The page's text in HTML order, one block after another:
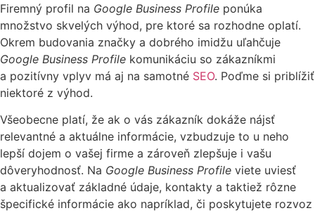
Firemný profil na Google Business Profile ponúka
množstvo skvelých výhod, pre ktoré sa rozhodne oplatí.
Okrem budovania značky a dobrého imidžu uľahčuje
Google Business Profile komunikáciu so zákazníkmi
a pozitívny vplyv má aj na samotné SEO. Poďme si priblížiť
niektoré z výhod.
Všeobecne platí, že ak o vás zákazník dokáže nájsť
relevantné a aktuálne informácie, vzbudzuje to u neho
lepší dojem o vašej firme a zároveň zlepšuje i vašu
dôveryhodnosť. Na Google Business Profile viete uviesť
a aktualizovať základné údaje, kontakty a taktiež rôzne
špecifické informácie ako napríklad, či poskytujete rozvoz